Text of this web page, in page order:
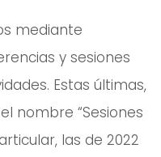
mediante
y sesiones
Estas últimas,
nombre “Sesiones
las de 2022